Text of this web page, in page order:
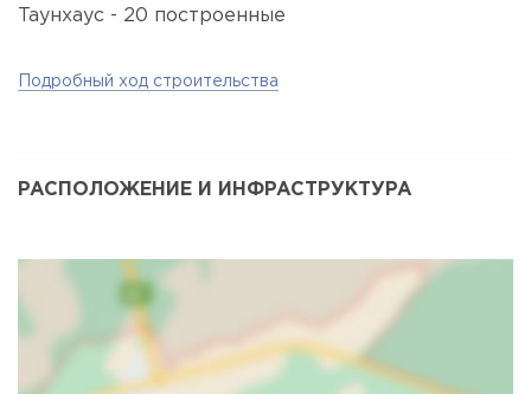
Таунхаус - 20 построенные
Подробный ход строительства
РАСПОЛОЖЕНИЕ И ИНФРАСТРУКТУРА